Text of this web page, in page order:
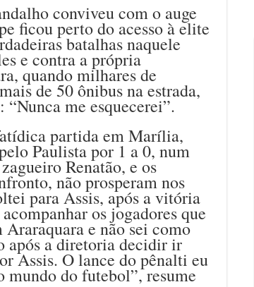
conviveu com o auge
ficou perto do acesso à elite
batalhas naquele
e contra a própria
quando milhares de
de 50 ônibus na estrada,
me esquecerei”.
partida em Marília,
Paulista por 1 a 0, num
Renatão, e os
não prosperam nos
para Assis, após a vitória
os jogadores que
e não sei como
após a diretoria decidir ir
Assis. O lance do pênalti eu
mundo do futebol”, resume